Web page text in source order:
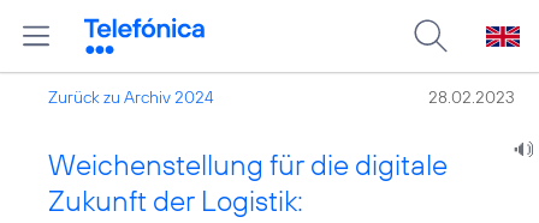
Zurück zu Archiv 2024 28.02.2023
Weichenstellung für die digitale
Zukunft der Logistik: